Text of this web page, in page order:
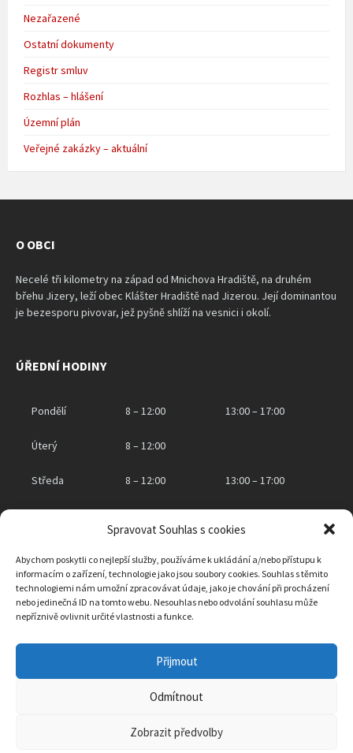
Spravovat Souhlas s cookies
Abychom poskytli co nejlepší služby, používáme k ukládání a/nebo přístupu k
informacím o zařízení, technologie jako jsou soubory cookies. Souhlas s těmito
technologiemi nám umožní zpracovávat údaje, jako je chování při procházení
nebo jedinečná ID na tomto webu. Nesouhlas nebo odvolání souhlasu může
nepříznivě ovlivnit určité vlastnosti a funkce.
Přijmout
Odmítnout
Zobrazit předvolby
Nezařazené
Ostatní dokumenty
Registr smluv
Rozhlas – hlášení
Územní plán
Veřejné zakázky – aktuální
O OBCI
Necelé tři kilometry na západ od Mnichova Hradiště, na druhém
břehu Jizery, leží obec Klášter Hradiště nad Jizerou. Její dominantou
je bezesporu pivovar, jež pyšně shlíží na vesnici i okolí.
ÚŘEDNÍ HODINY
Pondělí 8 – 12:00 13:00 – 17:00
Úterý 8 – 12:00
Středa 8 – 12:00 13:00 – 17:00
KONTAKTNÍ INFORMACE
Obec Klášter Hradiště nad Jizerou
Klášter Hradiště nad Jizerou 2, 294 15 Klášter Hradiště nad Jizerou
IČO: 00238007
3mqanvs